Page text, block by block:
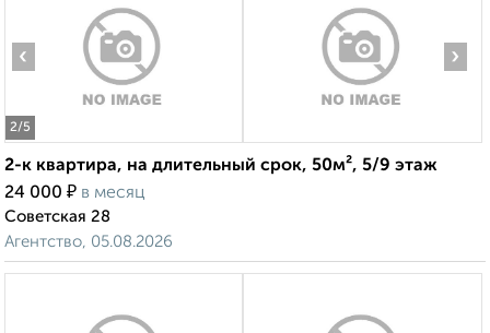
2/5
‹ ›
2-к квартира, на длительный срок, 50м², 5/9 этаж
24 000 ₽ в месяц
Советская 28
Агентство, 05.08.2026